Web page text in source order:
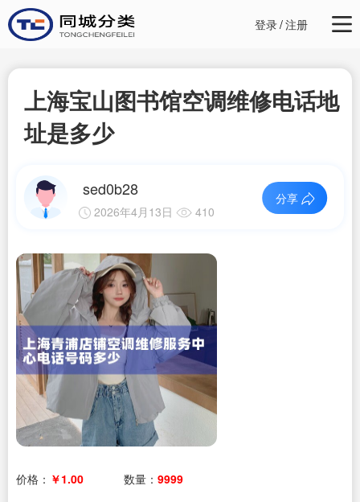
登录/注册
上海宝山图书馆空调维修电话地
址是多少
sed0b28
2026年4月13日 410
分享
价格： ￥1.00 数量： 9999